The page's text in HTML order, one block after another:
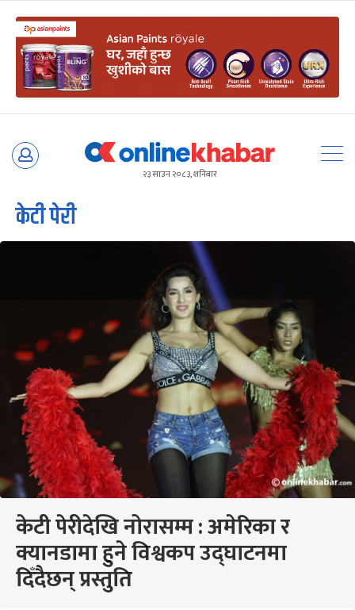
Skip
२३ साउन २०८३, शनिबार
केटी पेरी
केटी पेरीदेखि नोरासम्म : अमेरिका र
क्यानडामा हुने विश्वकप उद्घाटनमा
दिँदैछन् प्रस्तुति